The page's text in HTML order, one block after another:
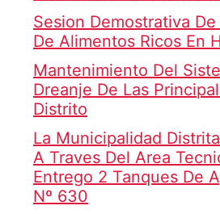
Sesion Demostrativa
De Alimentos Ricos En
Mantenimiento Del
Dreanje De Las
Distrito
La Municipalidad
A Traves Del Area
Entrego 2 Tanques De
Nº 630